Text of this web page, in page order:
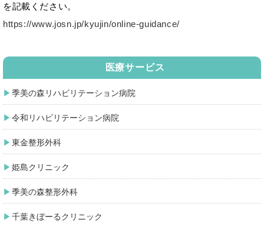
を記載ください。
https://www.josn.jp/kyujin/online-guidance/
医療サービス
季美の森リハビリテーション病院
令和リハビリテーション病院
東金整形外科
姫島クリニック
季美の森整形外科
千葉きぼーるクリニック